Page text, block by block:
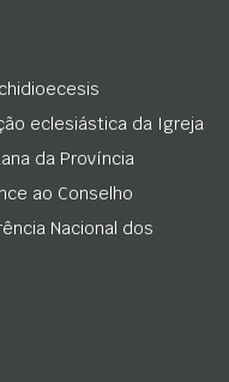
eclesiástica da Igreja
da Província
ao Conselho
Nacional dos